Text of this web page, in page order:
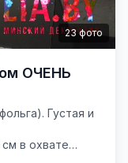
23фото
ОЧЕНЬ
Густая и
в охвате